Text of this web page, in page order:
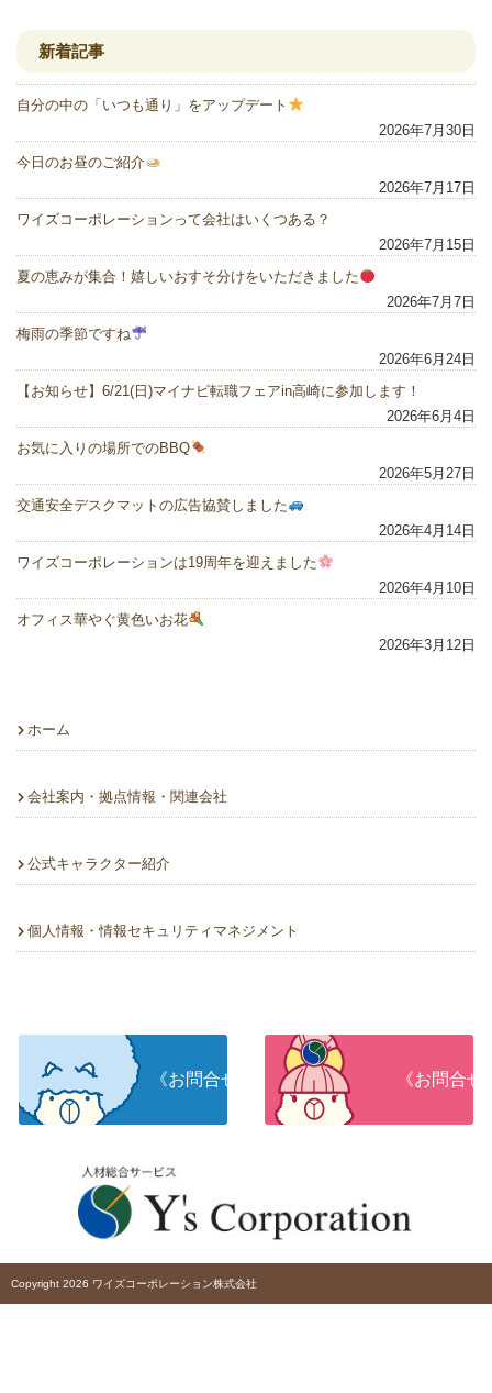
新着記事
自分の中の「いつも通り」をアップデート
2026年7月30日
今日のお昼のご紹介
2026年7月17日
ワイズコーポレーションって会社はいくつある？
2026年7月15日
夏の恵みが集合！嬉しいおすそ分けをいただきました
2026年7月7日
梅雨の季節ですね
2026年6月24日
【お知らせ】6/21(日)マイナビ転職フェアin高崎に参加します！
2026年6月4日
お気に入りの場所でのBBQ
2026年5月27日
交通安全デスクマットの広告協賛しました
2026年4月14日
ワイズコーポレーションは19周年を迎えました
2026年4月10日
オフィス華やぐ黄色いお花
2026年3月12日
ホーム
会社案内・拠点情報・関連会社
公式キャラクター紹介
個人情報・情報セキュリティマネジメント
《お問合せ》人材をお探しの企業さま
《お問合
Copyright 2026 ワイズコーポレーション株式会社